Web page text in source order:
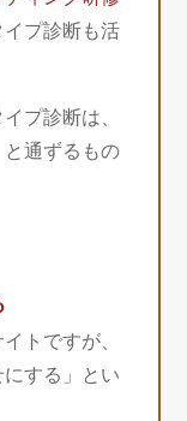
プ診断も活
プ診断は、
と通ずるもの
トですが、
にする」とい